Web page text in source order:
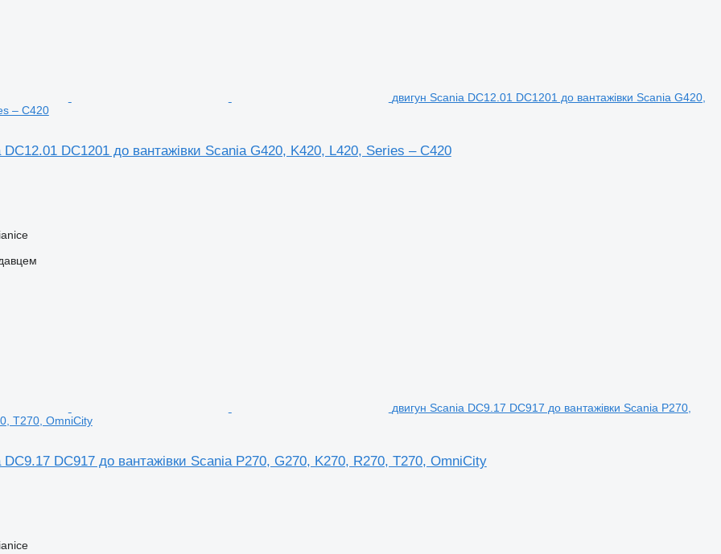
двигун Scania DC12.01 DC1201 до вантажівки Scania G420,
– C420
DC1201 до вантажівки Scania G420, K420, L420, Series – C420
двигун Scania DC9.17 DC917 до вантажівки Scania P270,
T270, OmniCity
DC917 до вантажівки Scania P270, G270, K270, R270, T270, OmniCity